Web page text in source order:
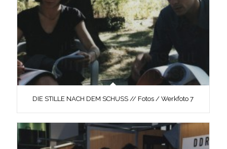
DIE STILLE NACH DEM SCHUSS // Fotos / Werkfoto 7